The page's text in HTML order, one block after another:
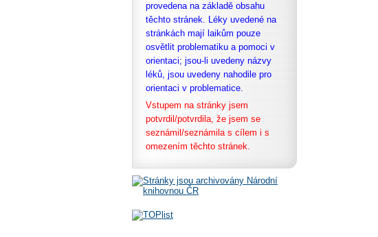
provedena na základě obsahu
těchto stránek. Léky uvedené na
stránkách mají laikům pouze
osvětlit problematiku a pomoci v
orientaci; jsou-li uvedeny názvy
léků, jsou uvedeny nahodile pro
orientaci v problematice.
Vstupem na stránky jsem
potvrdil/potvrdila, že jsem se
seznámil/seznámila s cílem i s
omezením těchto stránek.